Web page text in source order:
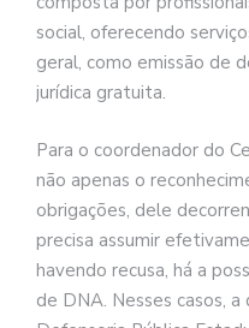
social, oferecendo
geral, como emissão de
jurídica gratuita.
Para o coordenador do
não apenas o
obrigações, dele
precisa assumir
havendo recusa, há a
de DNA. Nesses casos,